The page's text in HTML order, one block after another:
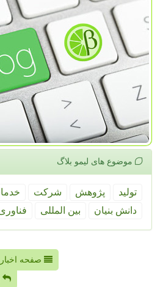
موضوع های لیمو بلاگ
تولید پژوهش شركت
دانش بنیان
بین المللی
صفحه اخبار